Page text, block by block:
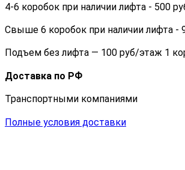
4-6 коробок при наличии лифта - 500
Свыше 6 коробок при наличии лифта -
Подъем без лифта — 100 руб/этаж 1
Доставка по РФ
Транспортными компаниями
Полные условия доставки